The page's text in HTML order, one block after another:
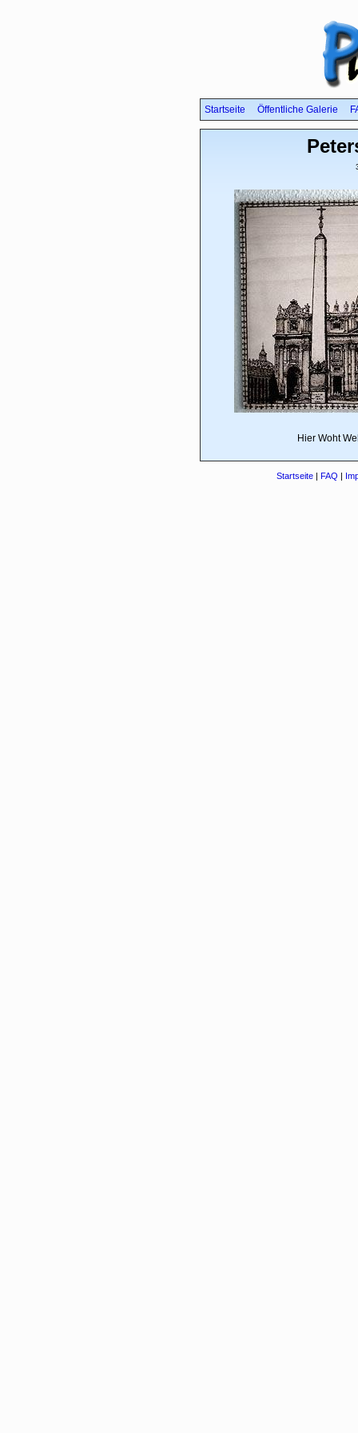
Startseite Öffentliche Galerie
Hier Woht
Startseite| FAQ |